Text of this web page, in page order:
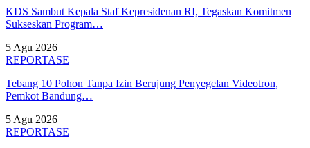
KDS Sambut Kepala Staf Kepresidenan RI, Tegaskan Komitmen
Sukseskan Program…
5 Agu 2026
REPORTASE
Tebang 10 Pohon Tanpa Izin Berujung Penyegelan Videotron,
Pemkot Bandung…
5 Agu 2026
REPORTASE